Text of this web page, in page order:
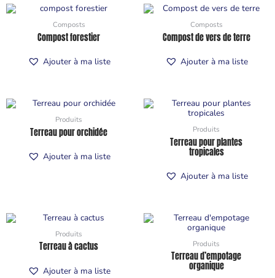
Composts
Compost forestier
Ajouter à ma liste
Composts
Compost de vers de terre
Ajouter à ma liste
Produits
Terreau pour orchidée
Ajouter à ma liste
Produits
Terreau pour plantes
tropicales
Ajouter à ma liste
Produits
Terreau à cactus
Ajouter à ma liste
Produits
Terreau d’empotage
organique